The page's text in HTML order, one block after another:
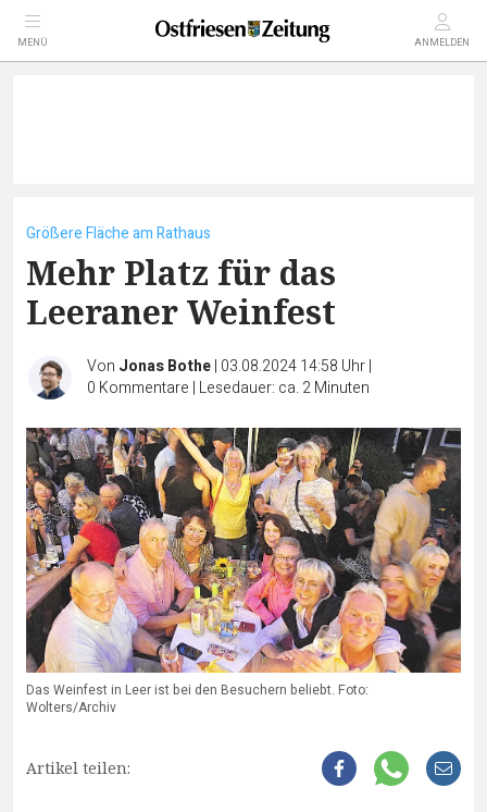
MENÜ ANMELDEN
Größere Fläche am Rathaus
Mehr Platz für das
Leeraner Weinfest
Von Jonas Bothe| 03.08.2024 14:58 Uhr|
0 Kommentare | Lesedauer: ca. 2 Minuten
Das Weinfest in Leer ist bei den Besuchern beliebt. Foto:
Wolters/Archiv
Artikel teilen: